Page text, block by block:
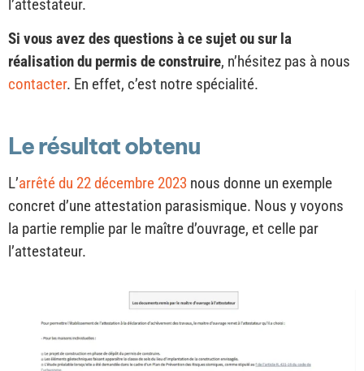
l’attestateur.
Si vous avez des questions à ce sujet ou sur la
réalisation du permis de construire, n’hésitez pas à nous
contacter. En effet, c’est notre spécialité.
Le résultat obtenu
L’arrêté du 22 décembre 2023 nous donne un exemple
concret d’une attestation parasismique. Nous y voyons
la partie remplie par le maître d’ouvrage, et celle par
l’attestateur.